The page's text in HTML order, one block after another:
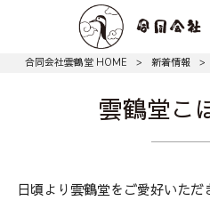
合同会社雲鶴堂 HOME > 新着情報 >
雲鶴堂こ
日頃より雲鶴堂をご愛好いた